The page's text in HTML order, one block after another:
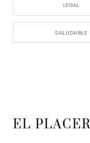
LEGAL
SALUDABLE
EL